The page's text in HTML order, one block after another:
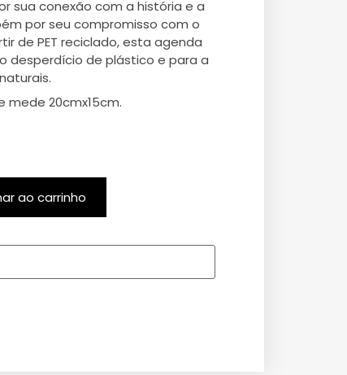
sua conexão com a história e a
por seu compromisso com o
de PET reciclado, esta agenda
desperdício de plástico e para a
mede 20cmx15cm.
ao carrinho